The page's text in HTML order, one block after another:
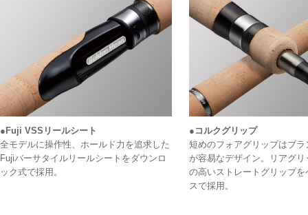
●Fuji VSSリールシート
全モデルに操作性、ホールド力を追求した
Fujiバーサタイルリールシートをダウンロ
ック式で採用。
●コルクグリップ
短めのフォアグリップはブラ
が容易なデザイン。リアグ
の高いストレートグリップを
スで採用。